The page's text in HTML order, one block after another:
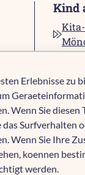
Erlebnisse zu
Wenn Sie
das Surfverhalten
Wenn Sie Ihre
koennen
werden.
Kind